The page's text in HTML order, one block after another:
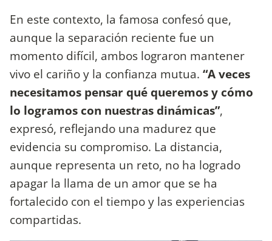
En este contexto, la famosa confesó que,
aunque la separación reciente fue un
momento difícil, ambos lograron mantener
vivo el cariño y la confianza mutua. “A veces
necesitamos pensar qué queremos y cómo
lo logramos con nuestras dinámicas”,
expresó, reflejando una madurez que
evidencia su compromiso. La distancia,
aunque representa un reto, no ha logrado
apagar la llama de un amor que se ha
fortalecido con el tiempo y las experiencias
compartidas.